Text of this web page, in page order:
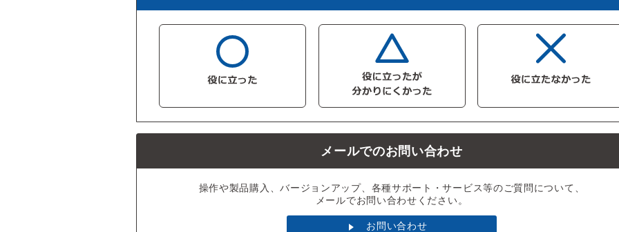
メールでのお問い合わせ
操作や製品購入、バージョンアップ、各種サポート・サービス等のご質問について、
メールでお問い合わせください。
お問い合わせ